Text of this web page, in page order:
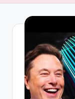
U
N
C
A
N